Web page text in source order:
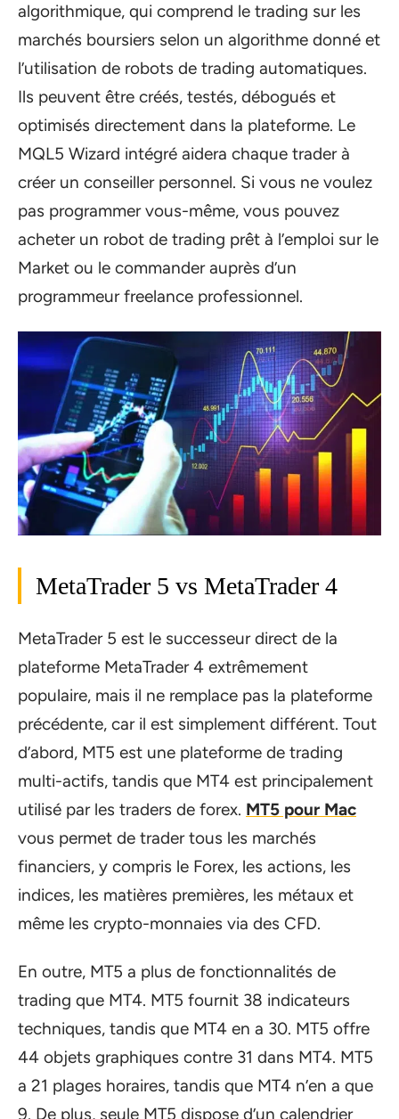
algorithmique, qui comprend le trading sur les
marchés boursiers selon un algorithme donné et
l’utilisation de robots de trading automatiques.
Ils peuvent être créés, testés, débogués et
optimisés directement dans la plateforme. Le
MQL5 Wizard intégré aidera chaque trader à
créer un conseiller personnel. Si vous ne voulez
pas programmer vous-même, vous pouvez
acheter un robot de trading prêt à l’emploi sur le
Market ou le commander auprès d’un
programmeur freelance professionnel.
MetaTrader 5 vs MetaTrader 4
MetaTrader 5 est le successeur direct de la
plateforme MetaTrader 4 extrêmement
populaire, mais il ne remplace pas la plateforme
précédente, car il est simplement différent. Tout
d’abord, MT5 est une plateforme de trading
multi-actifs, tandis que MT4 est principalement
utilisé par les traders de forex. MT5 pour Mac
vous permet de trader tous les marchés
financiers, y compris le Forex, les actions, les
indices, les matières premières, les métaux et
même les crypto-monnaies via des CFD.
En outre, MT5 a plus de fonctionnalités de
trading que MT4. MT5 fournit 38 indicateurs
techniques, tandis que MT4 en a 30. MT5 offre
44 objets graphiques contre 31 dans MT4. MT5
a 21 plages horaires, tandis que MT4 n’en a que
9. De plus, seule MT5 dispose d’un calendrier